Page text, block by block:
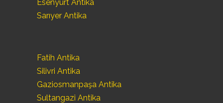
Esenyurt Antika
Sarıyer Antika
Fatih Antika
Silivri Antika
Gaziosmanpaşa Antika
Sultangazi Antika